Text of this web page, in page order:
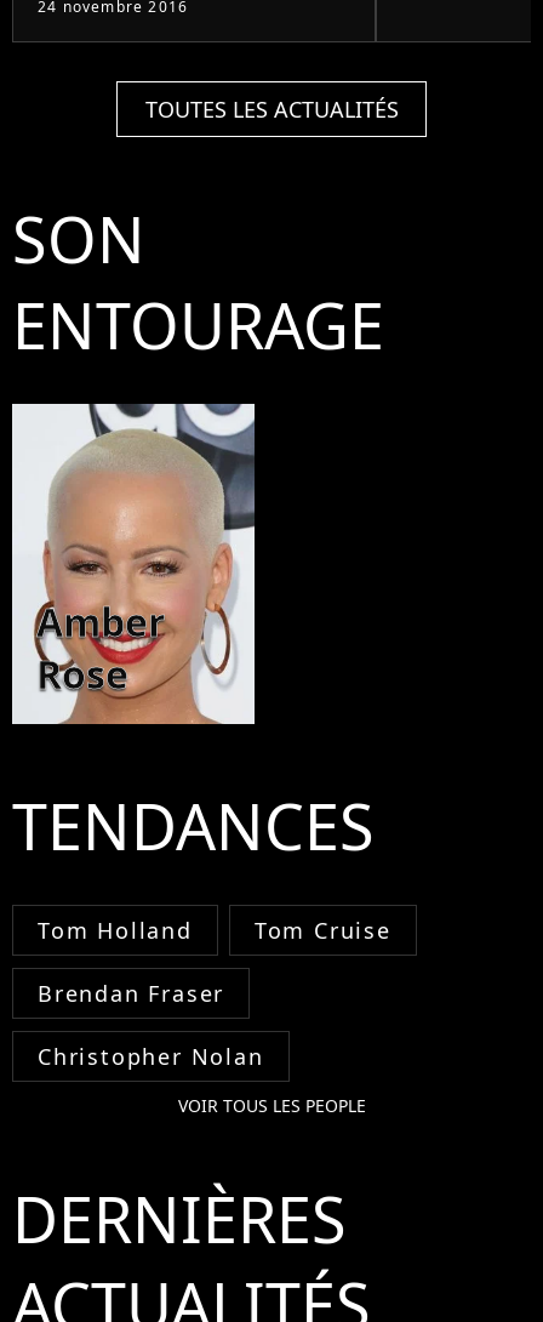
24 novembre 2016
TOUTES LES ACTUALITÉS
SON
ENTOURAGE
Amber
Rose
TENDANCES
Tom Holland Tom Cruise
Brendan Fraser
Christopher Nolan
VOIR TOUS LES PEOPLE
DERNIÈRES